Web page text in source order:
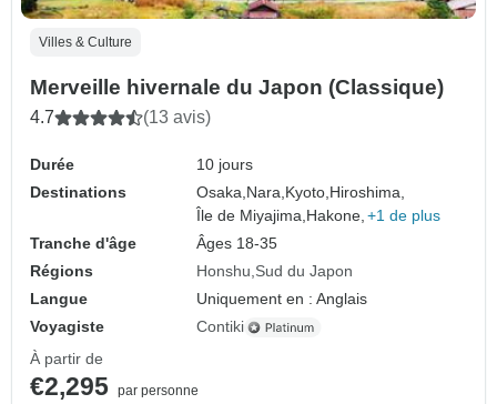
Villes & Culture
Merveille hivernale du Japon (Classique)
4.7 (13 avis)
Durée
10 jours
Destinations
Osaka,Nara,Kyoto,Hiroshima,
Île de Miyajima,Hakone, +1 de plus
Tranche d'âge
Âges 18-35
Régions
Honshu Sud du Japon
Langue
Uniquement en : Anglais
Voyagiste
Contiki
À partir de
€2,295 par personne